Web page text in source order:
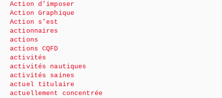
Action d’imposer
Action Graphique
Action s’est
actionnaires
actions
actions CQFD
activités
activités nautiques
activités saines
actuel titulaire
actuellement concentrée